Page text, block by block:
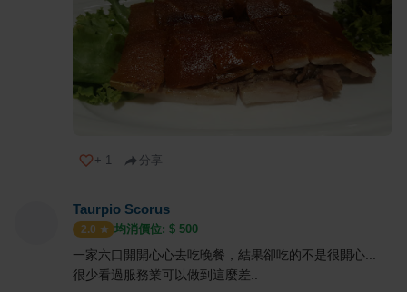
+ 1 分享
Taurpio Scorus
2.0 均消價位: $ 500
一家六口開開心心去吃晚餐，結果卻吃的不是很開心...
很少看過服務業可以做到這麼差..